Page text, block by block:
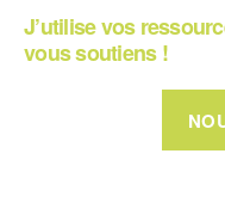
J’utilise vos
vous soutiens !